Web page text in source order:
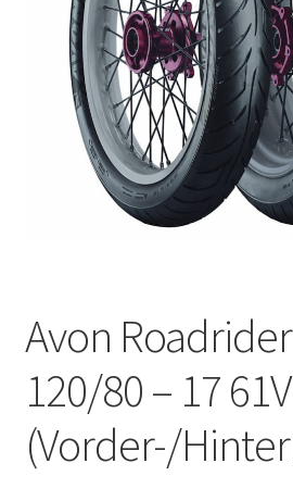
Kontakt
Avon
120/80 – 17
(Vorder-/